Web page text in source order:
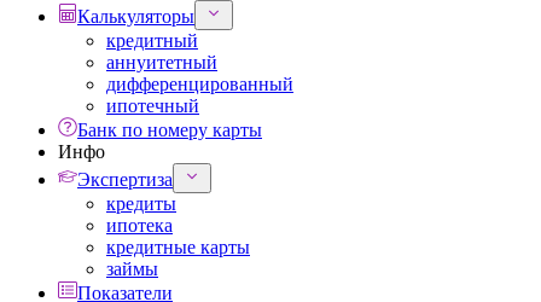
Калькуляторы
кредитный
аннуитетный
дифференцированный
ипотечный
Банк по номеру карты
Инфо
Экспертиза
кредиты
ипотека
кредитные карты
займы
Показатели